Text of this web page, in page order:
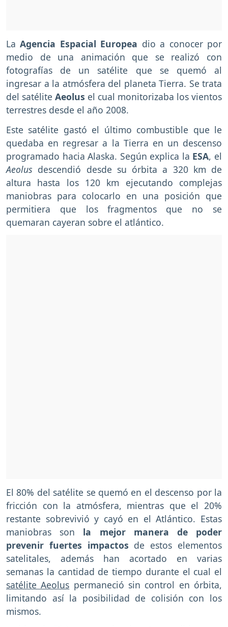
LaAgencia Espacial Europea dio a conocer por
medio de una animación que se realizó con
fotografías de un satélite que se quemó al
ingresar a la atmósfera del planeta Tierra. Se trata
del satélite Aeolus el cual monitorizaba los vientos
terrestres desde el año 2008.
Este satélite gastó el último combustible que le
quedaba en regresar a la Tierra en un descenso
programado hacia Alaska. Según explica la ESA, el
Aeolus descendió desde su órbita a 320 km de
altura hasta los 120 km ejecutando complejas
maniobras para colocarlo en una posición que
permitiera que los fragmentos que no se
quemaran cayeran sobre el atlántico.
El 80% del satélite se quemó en el descenso por la
fricción con la atmósfera, mientras que el 20%
restante sobrevivió y cayó en el Atlántico. Estas
maniobras son la mejor manera de poder
prevenir fuertes impactos de estos elementos
satelitales, además han acortado en varias
semanas la cantidad de tiempo durante el cual el
satélite Aeolus permaneció sin control en órbita,
limitando así la posibilidad de colisión con los
mismos.